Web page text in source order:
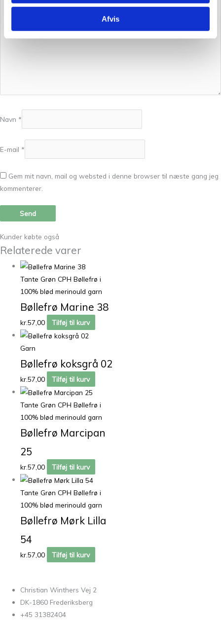
Afvis
Navn *
E-mail *
Gem mit navn, mail og websted i denne browser til næste gang jeg
kommenterer.
Kunder købte også
Relaterede varer
Tante Grøn CPH Bøllefrø i
100% blød merinould garn
Bøllefrø Marine 38
kr.57,00 Tilføj til kurv
Garn
Bøllefrø koksgrå 02
kr.57,00 Tilføj til kurv
Tante Grøn CPH Bøllefrø i
100% blød merinould garn
Bøllefrø Marcipan
25
kr.57,00 Tilføj til kurv
Tante Grøn CPH Bøllefrø i
100% blød merinould garn
Bøllefrø Mørk Lilla
54
kr.57,00 Tilføj til kurv
Christian Winthers Vej 2
DK-1860 Frederiksberg
+45 31382404